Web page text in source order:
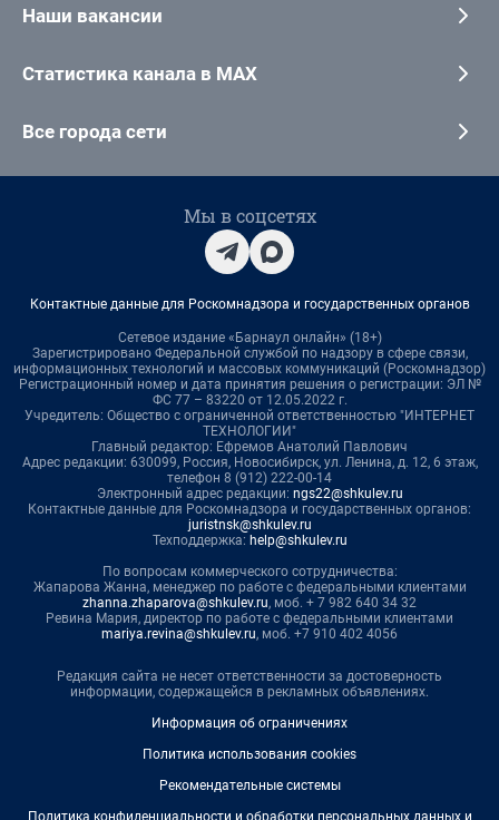
Наши вакансии
Статистика канала в MAX
Все города сети
Мы в соцсетях
Контактные данные для Роскомнадзора и государственных органов
Сетевое издание «Барнаул онлайн» (18+)
Зарегистрировано Федеральной службой по надзору в сфере связи,
информационных технологий и массовых коммуникаций (Роскомнадзор)
Регистрационный номер и дата принятия решения о регистрации: ЭЛ №
ФС 77 – 83220 от 12.05.2022 г.
Учредитель: Общество с ограниченной ответственностью "ИНТЕРНЕТ
ТЕХНОЛОГИИ"
Главный редактор: Ефремов Анатолий Павлович
Адрес редакции: 630099, Россия, Новосибирск, ул. Ленина, д. 12, 6 этаж,
телефон 8 (912) 222-00-14
Электронный адрес редакции: ngs22@shkulev.ru
Контактные данные для Роскомнадзора и государственных органов:
juristnsk@shkulev.ru
Техподдержка: help@shkulev.ru
По вопросам коммерческого сотрудничества:
Жапарова Жанна, менеджер по работе с федеральными клиентами
zhanna.zhaparova@shkulev.ru, моб. + 7 982 640 34 32
Ревина Мария, директор по работе с федеральными клиентами
mariya.revina@shkulev.ru, моб. +7 910 402 4056
Редакция сайта не несет ответственности за достоверность
информации, содержащейся в рекламных объявлениях.
Информация об ограничениях
Политика использования cookies
Рекомендательные системы
Политика конфиденциальности и обработки персональных данных и